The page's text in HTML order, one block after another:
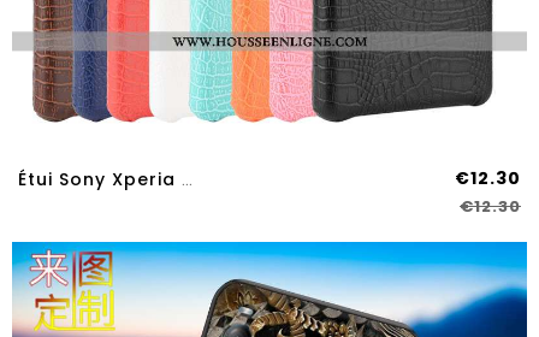
Étui Sony Xperia L4 Protection Cuir Coque Crocodile Téléphone Portable Modèle Fleurie Noir €12.30
€12.30